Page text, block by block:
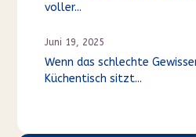
voller...
Juni 19, 2025
Wenn das schlechte
Küchentisch sitzt...